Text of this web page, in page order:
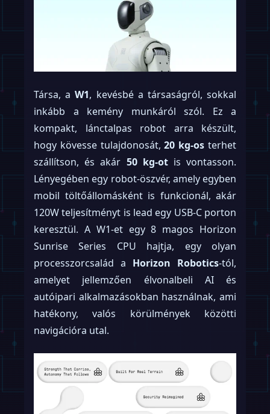
Társa, aW1, kevésbé a társaságról, sokkal
inkább a kemény munkáról szól. Ez a
kompakt, lánctalpas robot arra készült,
hogy kövesse tulajdonosát,20 kg-os terhet
szállítson, és akár 50 kg-otis vontasson.
Lényegében egy robot-öszvér, amely egyben
mobil töltőállomásként is funkcionál, akár
120W teljesítményt is lead egy USB-C porton
keresztül. A W1-et egy 8 magos Horizon
Sunrise Series CPU hajtja, egy olyan
processzorcsalád a Horizon Robotics-tól,
amelyet jellemzően élvonalbeli AI és
autóipari alkalmazásokban használnak, ami
hatékony, valós körülmények közötti
navigációra utal.